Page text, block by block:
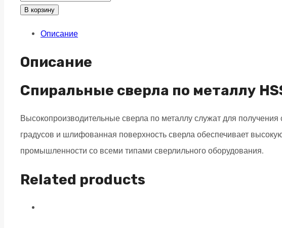
спиральное
мм
quantity
В корзину
Описание
Описание
Спиральные сверла по металлу
Высокопроизводительные сверла по металлу служат для получения
градусов и шлифованная поверхность сверла обеспечивает
промышленности со всеми типами сверлильного оборудования.
Related products